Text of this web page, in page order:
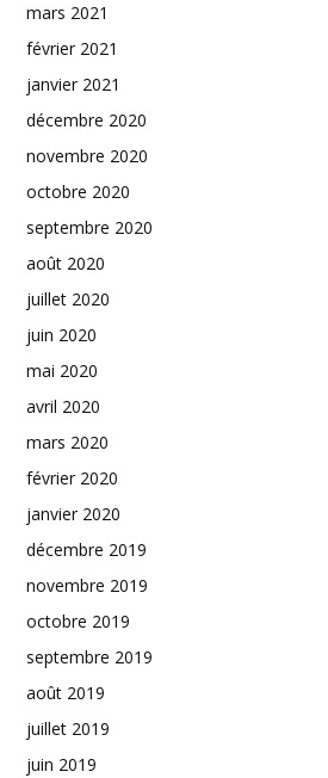
mars 2021
février 2021
janvier 2021
décembre 2020
novembre 2020
octobre 2020
septembre 2020
août 2020
juillet 2020
juin 2020
mai 2020
avril 2020
mars 2020
février 2020
janvier 2020
décembre 2019
novembre 2019
octobre 2019
septembre 2019
août 2019
juillet 2019
juin 2019